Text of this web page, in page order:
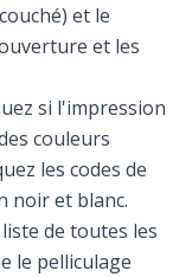
et le
et les
si l'impression
couleurs
les codes de
noir et blanc.
de toutes les
le pelliculage